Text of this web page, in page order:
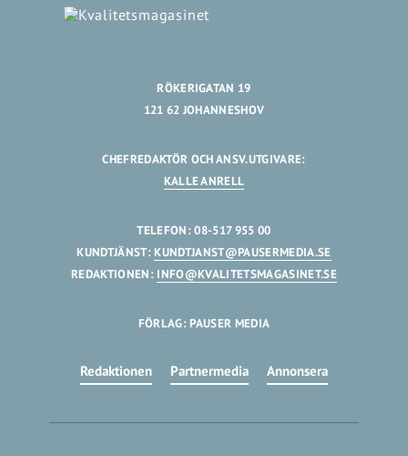
RÖKERIGATAN 19
121 62 JOHANNESHOV
CHEFREDAKTÖR OCH ANSV.UTGIVARE:
KALLE ANRELL
TELEFON: 08-517 955 00
KUNDTJÄNST:KUNDTJANST@PAUSERMEDIA.SE
REDAKTIONEN: INFO@KVALITETSMAGASINET.SE
FÖRLAG: PAUSER MEDIA
Redaktionen Partnermedia Annonsera